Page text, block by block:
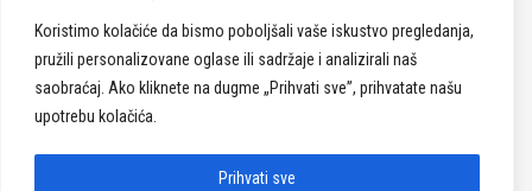
Koristimo kolačiće da bismo poboljšali vaše iskustvo pregledanja,
pružili personalizovane oglase ili sadržaje i analizirali naš
saobraćaj. Ako kliknete na dugme „Prihvati sve”, prihvatate našu
upotrebu kolačića.
Prihvati sve
Pošalji